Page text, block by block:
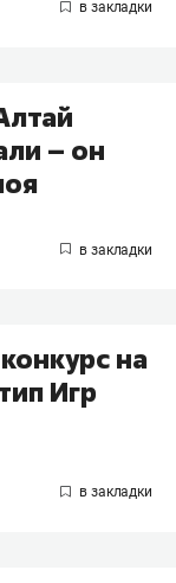
– он
на
Игр